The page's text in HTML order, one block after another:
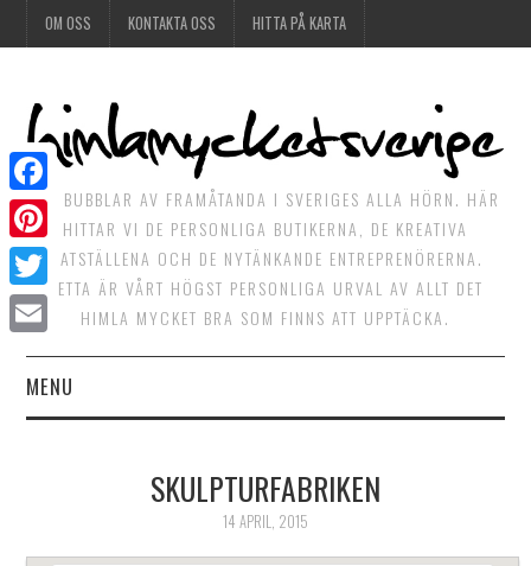
OM OSS KONTAKTA OSS HITTA PÅ KARTA
DET BUBBLAR AV FRAMÅTANDA I SVERIGES ALLA HÖRN. HÄR
HITTAR VI DE PERSONLIGA BUTIKERNA, DE KREATIVA
MATSTÄLLENA OCH DE NYTÄNKANDE ENTREPRENÖRERNA.
DETTA ÄR VÅRT HÖGST PERSONLIGA URVAL AV ALLT DET
HIMLA MYCKET BRA SOM FINNS ATT UPPTÄCKA.
MENU
HIMLAGRÖNTSKULPTURFABRIKEN
14 APRIL, 2015
Facebook
Pinterest
Twitter
Email